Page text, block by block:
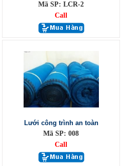
Mã SP: LCR-2
Call
Lưới công trình an toàn
Mã SP: 008
Call